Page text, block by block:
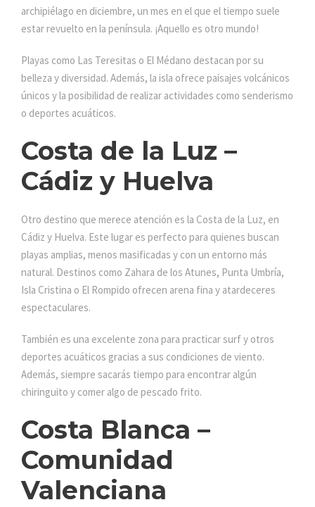
archipiélago en diciembre, un mes en el que el tiempo suele
estar revuelto en la península. ¡Aquello es otro mundo!
Playas como Las Teresitas o El Médano destacan por su
belleza y diversidad. Además, la isla ofrece paisajes volcánicos
únicos y la posibilidad de realizar actividades como senderismo
o deportes acuáticos.
Costa de la Luz –
Cádiz y Huelva
Otro destino que merece atención es la Costa de la Luz, en
Cádiz y Huelva. Este lugar es perfecto para quienes buscan
playas amplias, menos masificadas y con un entorno más
natural. Destinos como Zahara de los Atunes, Punta Umbría,
Isla Cristina o El Rompido ofrecen arena fina y atardeceres
espectaculares.
También es una excelente zona para practicar surf y otros
deportes acuáticos gracias a sus condiciones de viento.
Además, siempre sacarás tiempo para encontrar algún
chiringuito y comer algo de pescado frito.
Costa Blanca –
Comunidad
Valenciana